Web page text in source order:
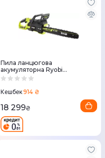
Пила ланцюгова
акумуляторна Ryobi
RY36CSX50A-0 36V MAX
ЗП) 5133006242
Кешбек914 ₴
18 299₴